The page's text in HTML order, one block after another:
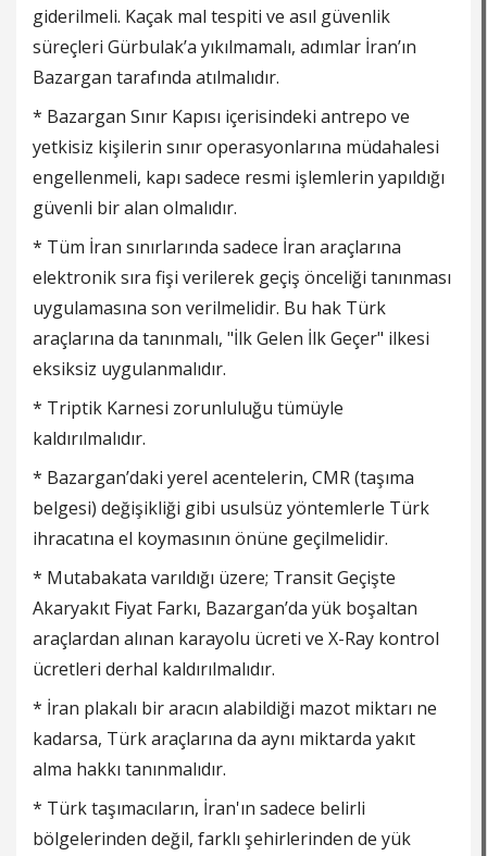
giderilmeli. Kaçak mal tespiti ve asıl güvenlik
süreçleri Gürbulak’a yıkılmamalı, adımlar İran’ın
Bazargan tarafında atılmalıdır.
* Bazargan Sınır Kapısı içerisindeki antrepo ve
yetkisiz kişilerin sınır operasyonlarına müdahalesi
engellenmeli, kapı sadece resmi işlemlerin yapıldığı
güvenli bir alan olmalıdır.
* Tüm İran sınırlarında sadece İran araçlarına
elektronik sıra fişi verilerek geçiş önceliği tanınması
uygulamasına son verilmelidir. Bu hak Türk
araçlarına da tanınmalı, "İlk Gelen İlk Geçer" ilkesi
eksiksiz uygulanmalıdır.
* Triptik Karnesi zorunluluğu tümüyle
kaldırılmalıdır.
* Bazargan’daki yerel acentelerin, CMR (taşıma
belgesi) değişikliği gibi usulsüz yöntemlerle Türk
ihracatına el koymasının önüne geçilmelidir.
* Mutabakata varıldığı üzere; Transit Geçişte
Akaryakıt Fiyat Farkı, Bazargan’da yük boşaltan
araçlardan alınan karayolu ücreti ve X-Ray kontrol
ücretleri derhal kaldırılmalıdır.
* İran plakalı bir aracın alabildiği mazot miktarı ne
kadarsa, Türk araçlarına da aynı miktarda yakıt
alma hakkı tanınmalıdır.
* Türk taşımacıların, İran'ın sadece belirli
bölgelerinden değil, farklı şehirlerinden de yük